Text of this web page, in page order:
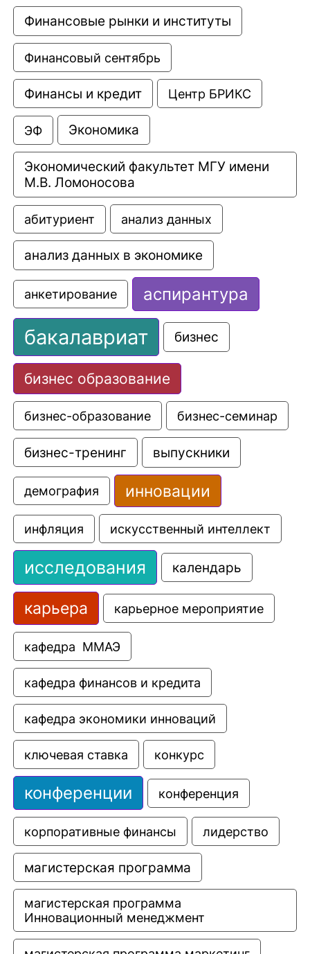
Финансовые рынки и институты
Финансовый сентябрь
Финансы и кредит Центр БРИКС
ЭФ Экономика
Экономический факультет МГУ имени
М.В. Ломоносова
абитуриент анализ данных
анализ данных в экономике
анкетирование аспирантура
бакалавриат бизнес
бизнес образование
бизнес-образование бизнес-семинар
бизнес-тренинг выпускники
демография инновации
инфляция искусственный интеллект
исследования календарь
карьера карьерное мероприятие
кафедра  ММАЭ
кафедра финансов и кредита
кафедра экономики инноваций
ключевая ставка конкурс
конференции конференция
корпоративные финансы лидерство
магистерская программа
магистерская программа
Инновационный менеджмент